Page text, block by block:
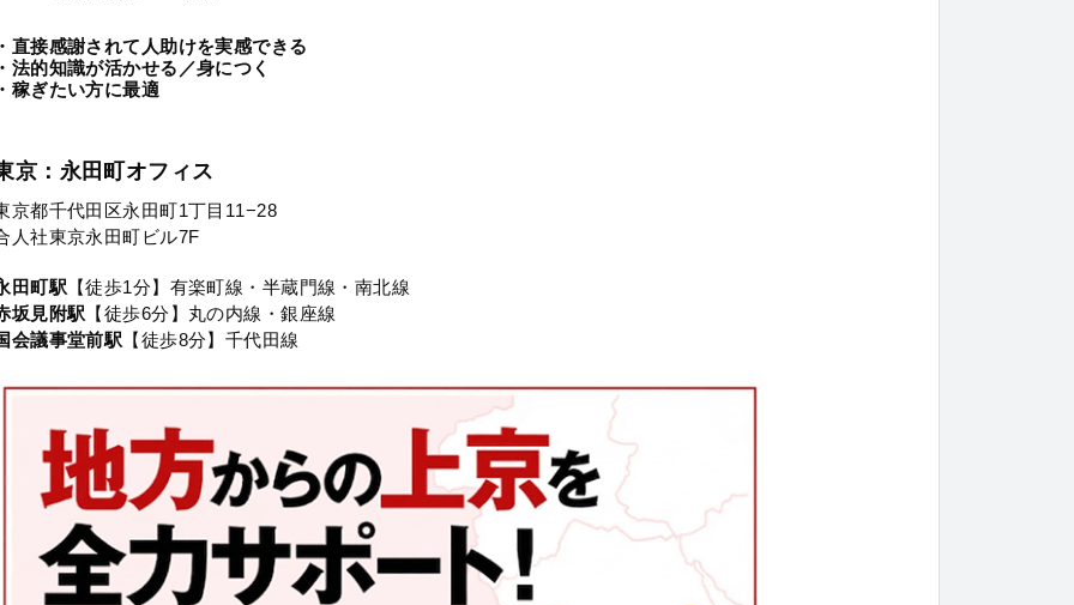
直接感謝されて人助けを実感できる
法的知識が活かせる／身につく
稼ぎたい方に最適
京：永田町オフィス
京都千代田区永田町1丁目11−28
人社東京永田町ビル7F
田町駅 【徒歩1分】有楽町線・半蔵門線・南北線
坂見附駅 【徒歩6分】丸の内線・銀座線
会議事堂前駅 【徒歩8分】千代田線